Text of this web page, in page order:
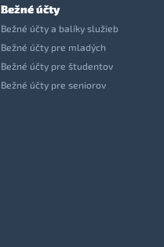
Bežné účty
Bežné účty a balíky služieb
Bežné účty pre mladých
Bežné účty pre študentov
Bežné účty pre seniorov